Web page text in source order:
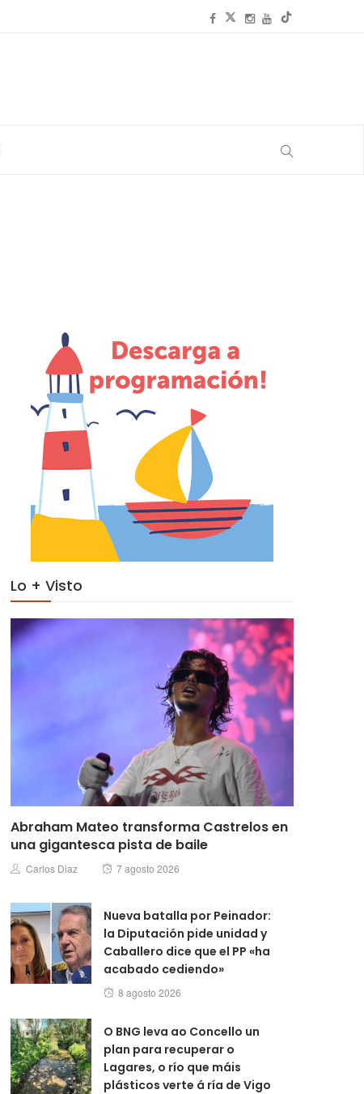
Lo + Visto
Abraham Mateo transforma Castrelos en
una gigantesca pista de baile
Author
Carlos Diaz
Posted
7 agosto 2026
Nueva batalla por Peinador:
la Diputación pide unidad y
Caballero dice que el PP «ha
acabado cediendo»
Posted
8 agosto 2026
O BNG leva ao Concello un
plan para recuperar o
Lagares, o río que máis
plásticos verte á ría de Vigo